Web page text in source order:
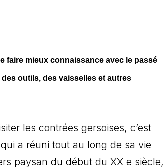
faire mieux connaissance avec le passé
outils, des vaisselles et autres
les contrées gersoises, c’est
a réuni tout au long de sa vie
paysan du début du XX e siècle,